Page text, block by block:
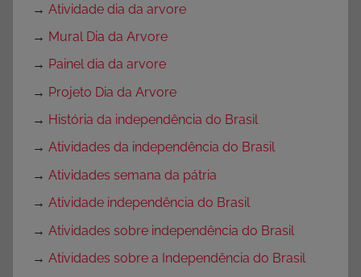
→ Atividade dia da arvore
→ Mural Dia da Arvore
→ Painel dia da arvore
→ Projeto Dia da Arvore
→ História da independência do Brasil
→ Atividades da independência do Brasil
→ Atividades semana da pátria
→ Atividade independência do Brasil
→ Atividades sobre independência do Brasil
→ Atividades sobre a Independência do Brasil